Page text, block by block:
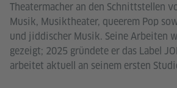
Theatermacher an den Schnittstellen
Musik, Musiktheater, queerem Pop
und jiddischer Musik. Seine Arbeiten
gezeigt; 2025 gründete er das Label
arbeitet aktuell an seinem ersten